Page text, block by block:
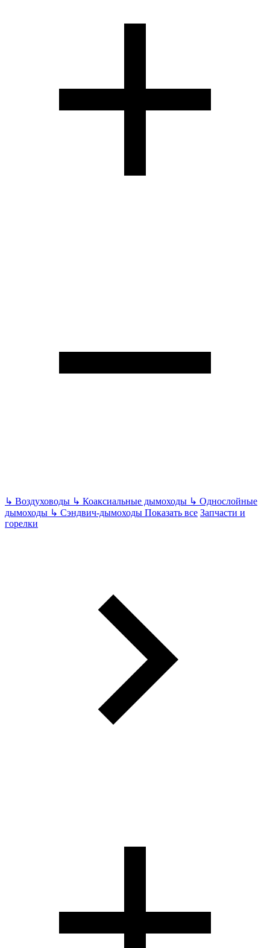
↳ Воздуховоды ↳ Коаксиальные дымоходы ↳ Однослойные
дымоходы ↳ Сэндвич-дымоходы Показать все Запчасти и
горелки